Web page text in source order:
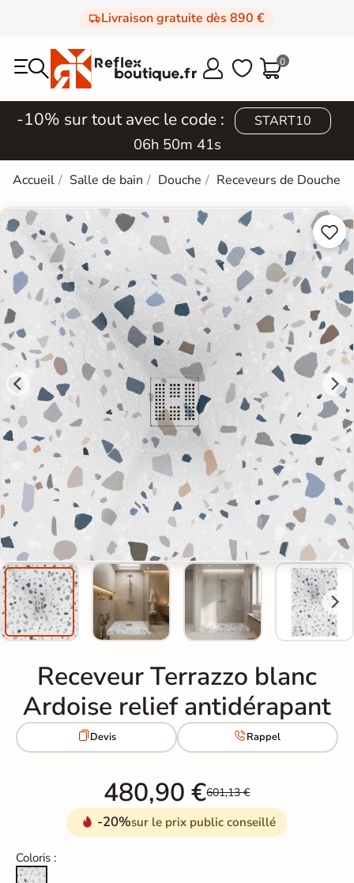
Livraison gratuite dès 890 €
  0
-10% sur tout avec le code : START10
06h 50m 40s
Accueil Salle de bain Douche Receveurs de Douche


Receveur Terrazzo blanc
Ardoise relief antidérapant
Devis Rappel
480,90 €601,13 €
-20%sur le prix public conseillé
Coloris :
Terrazzo Blanc